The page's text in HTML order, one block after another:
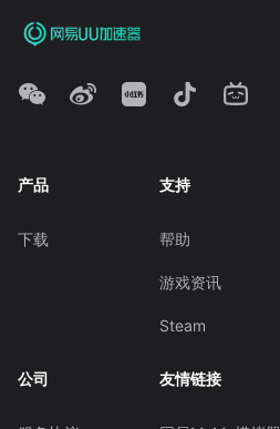
产品
下载
支持
帮助
游戏资讯
Steam
公司 友情链接